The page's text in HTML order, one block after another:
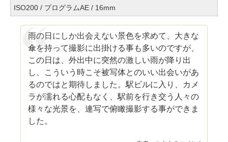
ISO200 / プログラムAE / 16mm
雨の日にしか出会えない景色を求めて、大きな
傘を持って撮影に出掛ける事も多いのですが、
この日は、外出中に突然の激しい雨が降り出
し、こういう時こそ被写体とのいい出会いがあ
るのではと期待しました。駅ビルに入り、カメ
ラが濡れる心配もなく、駅前を行き交う人々の
様々な光景を、連写で俯瞰撮影する事ができま
した。